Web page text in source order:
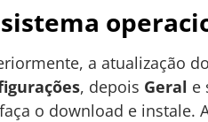
a atualização
, depois Geral e
o download e